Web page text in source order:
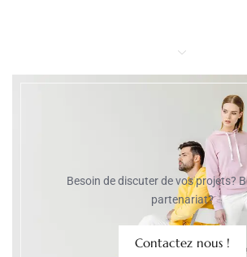
Besoin de discuter de vos projets?
partenariat?
Contactez nous !